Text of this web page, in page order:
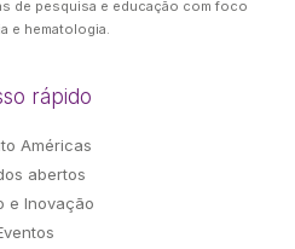
de pesquisa e educação com foco
e hematologia.
rápido
Américas
abertos
e Inovação